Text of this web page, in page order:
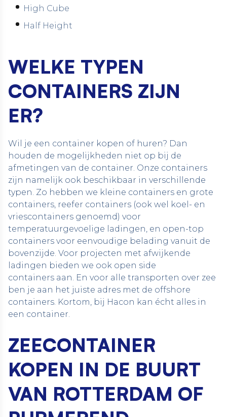
High Cube
Half Height
WELKE TYPEN
CONTAINERS ZIJN
ER?
Wil je een container kopen of huren? Dan
houden de mogelijkheden niet op bij de
afmetingen van de container. Onze containers
zijn namelijk ook beschikbaar in verschillende
typen. Zo hebben we kleine containers en grote
containers, reefer containers (ook wel
koel- en
vriescontainers genoemd) voor
temperatuurgevoelige ladingen, en open-top
containers voor eenvoudige belading vanuit de
bovenzijde. Voor projecten met afwijkende
ladingen bieden we ook open side
containers aan. En voor alle transporten over zee
ben je aan het juiste adres met de offshore
containers. Kortom, bij Hacon kan écht alles in
een container.
ZEECONTAINER
KOPEN IN DE BUURT
VAN ROTTERDAM OF